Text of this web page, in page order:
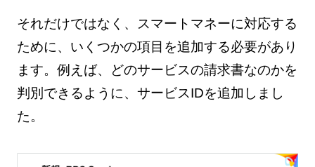
それだけではなく、スマートマネーに対応する
ために、いくつかの項目を追加する必要があり
ます。例えば、どのサービスの請求書なのかを
判別できるように、サービスIDを追加しまし
た。